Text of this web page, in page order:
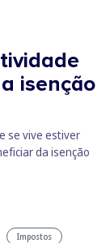
isenção
se vive estiver
da isenção
Impostos